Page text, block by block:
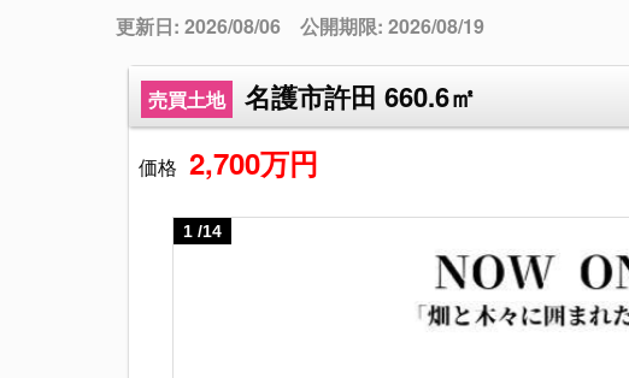
更新日: 2026/08/06 公開期限: 2026/08/19
売買土地 名護市許田 660.6㎡
価格 2,700万円
1 /14